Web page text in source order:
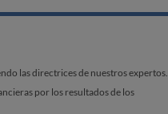
las directrices de nuestros expertos.
por los resultados de los